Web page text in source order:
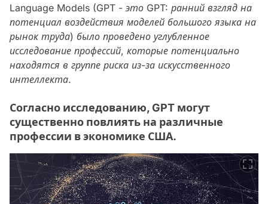
Language Models (GPT - это GPT: ранний взгляд на
потенциал воздействия моделей большого языка на
рынок труда) было проведено углубленное
исследование профессий, которые потенциально
находятся в группе риска из-за искусственного
интеллекта.
Согласно исследованию, GPT могут
существенно повлиять на различные
профессии в экономике США.